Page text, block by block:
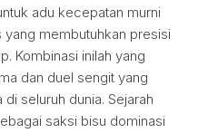
adu kecepatan murni
membutuhkan presisi
Kombinasi inilah yang
dan duel sengit yang
seluruh dunia. Sejarah
saksi bisu dominasi